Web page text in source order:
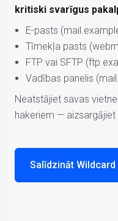
kritiski svarīgus
E-pasts
Tīmekļa pasts
FTP vai SFTP
Vadības panelis
Neatstājiet savas
hakeriem — aizsargājiet
Salīdzināt